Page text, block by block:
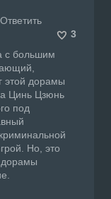
Ответить
3
с большим
этой дорамы
Цинь Цзюнь
под
Но, это
дорамы